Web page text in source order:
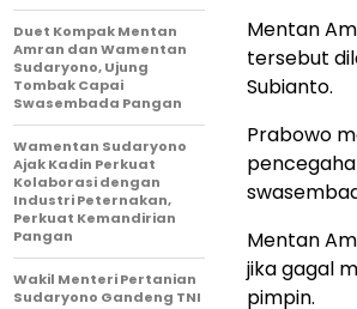
Mentan
tersebut
Subianto.
Prabowo
Mentan
jika gagal
pimpin.
Duet Kompak Mentan
Amran dan Wamentan
Sudaryono, Ujung
Tombak Capai
Swasembada Pangan
Wamentan Sudaryono
Ajak Kadin Perkuat
Kolaborasi dengan
Industri Peternakan,
Perkuat Kemandirian
Pangan
Wakil Menteri Pertanian
Sudaryono Gandeng TNI